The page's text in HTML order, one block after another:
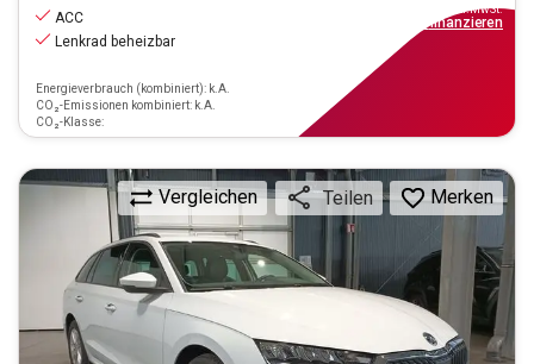
ACC
Lenkrad beheizbar
Energieverbrauch (kombiniert): k.A.
CO₂-Emissionen kombiniert: k.A.
CO₂-Klasse:
inkl.MwSt.
finanzieren
Vergleichen Teilen Merken